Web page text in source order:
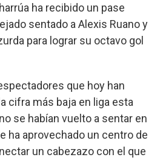
ha recibido un pase
sentado a Alexis Ruano y
para lograr su octavo gol
que hoy han
cifra más baja en liga esta
se habían vuelto a sentar en
ha aprovechado un centro de
un cabezazo con el que